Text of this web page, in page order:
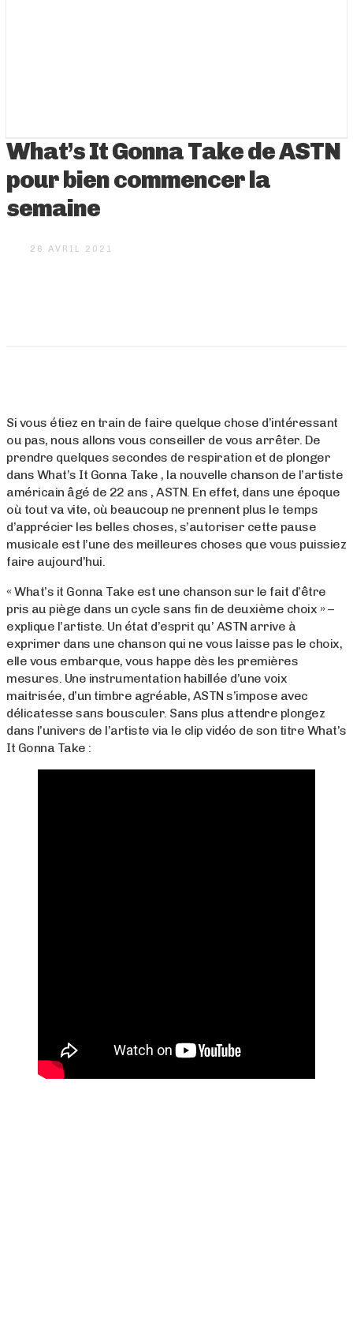
What’s It Gonna Take de ASTN
pour bien commencer la
semaine
26 AVRIL 2021
Si vous étiez en train de faire quelque chose d’intéressant
ou pas, nous allons vous conseiller de vous arrêter. De
prendre quelques secondes de respiration et de plonger
dans What’s It Gonna Take , la nouvelle chanson de l’artiste
américain âgé de 22 ans , ASTN. En effet, dans une époque
où tout va vite, où beaucoup ne prennent plus le temps
d’apprécier les belles choses, s’autoriser cette pause
musicale est l’une des meilleures choses que vous puissiez
faire aujourd’hui.
« What’s it Gonna Take est une chanson sur le fait d’être
pris au piège dans un cycle sans fin de deuxième choix » –
explique l’artiste. Un état d’esprit qu’ ASTN arrive à
exprimer dans une chanson qui ne vous laisse pas le choix,
elle vous embarque, vous happe dès les premières
mesures. Une instrumentation habillée d’une voix
maitrisée, d’un timbre agréable, ASTN s’impose avec
délicatesse sans bousculer. Sans plus attendre plongez
dans l’univers de l’artiste via le clip vidéo de son titre What’s
It Gonna Take :